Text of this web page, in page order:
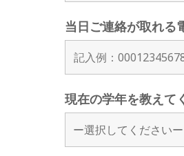
当日ご連絡が取れる
現在の学年を教えて